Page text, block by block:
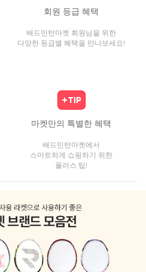
회원 등급 혜택
배드민턴마켓 회원님을 위한
다양한 등급별 혜택을 만나보세요!
마켓만의 특별한 혜택
배드민턴마켓에서
스마트하게 쇼핑하기 위한
플러스 팁!